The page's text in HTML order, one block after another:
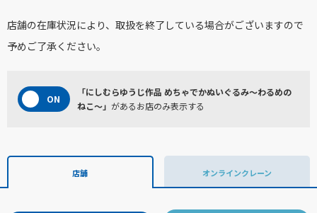
店舗の在庫状況により、取扱を終了している場合がございますので
予めご了承ください。
「にしむらゆうじ作品 めちゃでかぬいぐるみ～わるめの
ねこ～」 があるお店のみ表示する
店舗 オンラインクレーン